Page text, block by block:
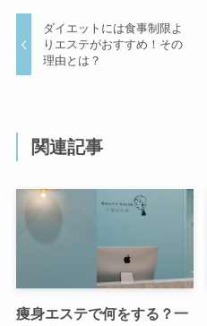
ダイエットには食事制限よ
りエステがおすすめ！その
理由とは？
関連記事
痩身エステで何をする？一